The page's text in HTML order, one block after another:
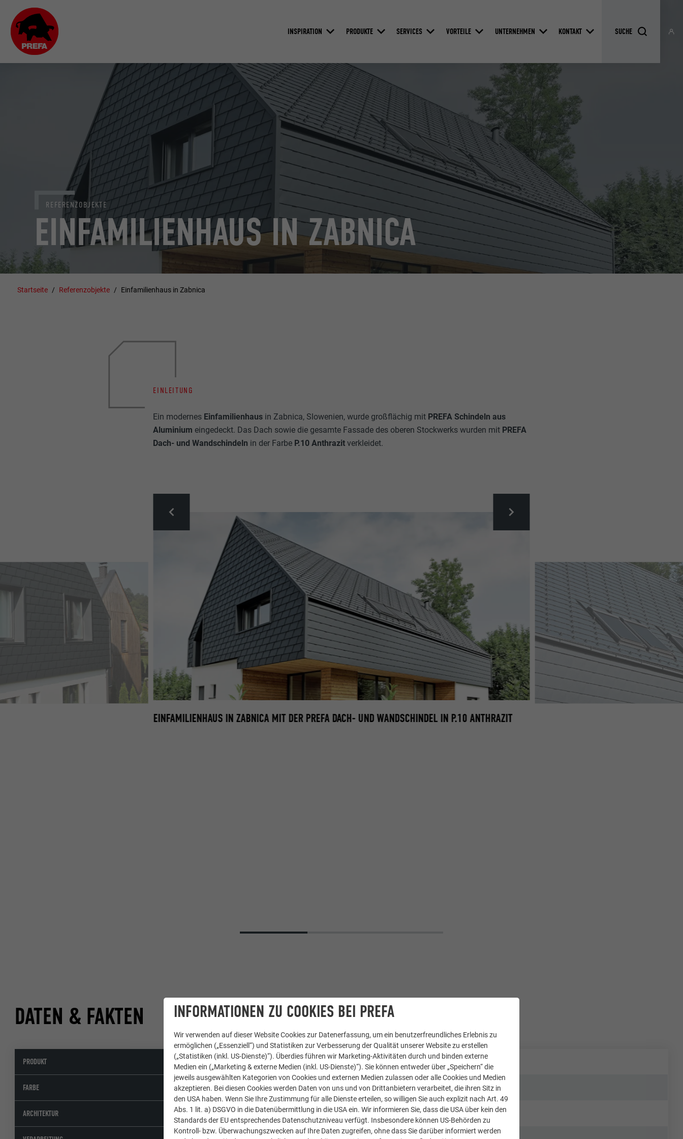
INSPIRATION PRODUKTE SERVICES VORTEILE UNTERNEHMEN KONTAKT
EINFAMILIENHAUS IN ZABNICA
REFERENZOBJEKTE
Startseite Referenzobjekte Einfamilienhaus in Zabnica
EINLEITUNG
Ein modernes Einfamilienhaus in Zabnica, Slowenien, wurde großflächig mit PREFA Schindeln aus
Aluminium eingedeckt. Das Dach sowie die gesamte Fassade des oberen Stockwerks wurden mit PREFA
Dach- und Wandschindeln in der Farbe P.10 Anthrazit verkleidet.
EINFAMILIENHAUS IN ZABNICA MIT DER PREFA DACH- UND WANDSCHINDEL IN P.10 ANTHRAZIT
DATEN & FAKTEN
PRODUKT Dachschindel, Wandschindel
FARBE 02 P.10 Anthrazit
ARCHITEKTUR
INFORMATIONEN ZU COOKIES BEI PREFA
Wir verwenden auf dieser Website Cookies zur Datenerfassung, um ein benutzerfreundliches Erlebnis zu
ermöglichen („Essenziell“) und Statistiken zur Verbesserung der Qualität unserer Website zu erstellen
(„Statistiken (inkl. US-Dienste)“). Überdies führen wir Marketing-Aktivitäten durch und binden externe
Medien ein („Marketing & externe Medien (inkl. US-Dienste)“). Sie können entweder über „Speichern“ die
jeweils ausgewählten Kategorien von Cookies und externen Medien zulassen oder alle Cookies und Medien
akzeptieren. Bei diesen Cookies werden Daten von uns und von Drittanbietern verarbeitet, die ihren Sitz in
den USA haben. Wenn Sie Ihre Zustimmung für alle Dienste erteilen, so willigen Sie auch explizit nach Art. 49
Abs. 1 lit. a) DSGVO in die Datenübermittlung in die USA ein. Wir informieren Sie, dass die USA über kein den
Standards der EU entsprechendes Datenschutzniveau verfügt. Insbesondere können US-Behörden zu
Kontroll- bzw. Überwachungszwecken auf Ihre Daten zugreifen, ohne dass Sie darüber informiert werden